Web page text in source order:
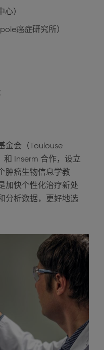
心）
癌症研究所）
金会（Toulouse
Inserm 合作，设立
肿瘤生物信息学教
加快个性化治疗新处
分析数据，更好地选